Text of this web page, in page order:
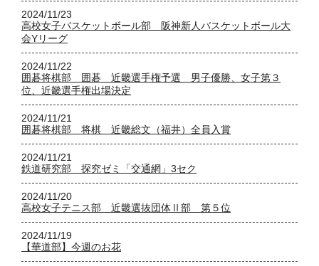
2024/11/23
高校女子バスケットボール部 阪神新人バスケットボール大
会Yリーグ
2024/11/22
囲碁将棋部 囲碁 近畿選手権予選 男子優勝、女子第３
位、近畿選手権出場決定
2024/11/21
囲碁将棋部 将棋 近畿総文（福井）全員入賞
2024/11/21
鉄道研究部 探究ゼミ「交通網」3セク
2024/11/20
高校女子テニス部 近畿選抜団体Ⅱ部 第５位
2024/11/19
【華道部】今週のお花